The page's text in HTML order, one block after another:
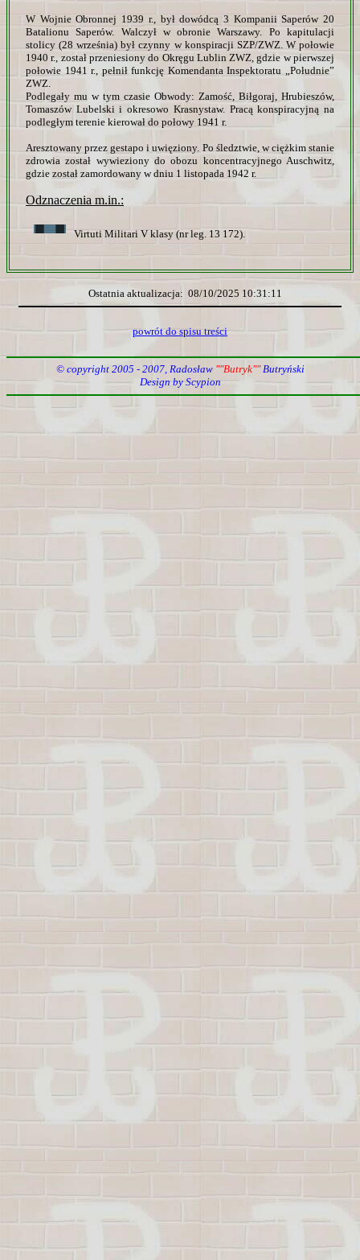
W Wojnie Obronnej 1939 r., był dowódcą 3 Kompanii Saperów 20
Batalionu Saperów. Walczył w obronie Warszawy. Po kapitulacji
stolicy (28 września) był czynny w konspiracji SZP/ZWZ. W połowie
1940 r., został przeniesiony do Okręgu Lublin ZWZ, gdzie w pierwszej
połowie 1941 r., pełnił funkcję Komendanta Inspektoratu „Południe”
ZWZ.
Podlegały mu w tym czasie Obwody: Zamość, Biłgoraj, Hrubieszów,
Tomaszów Lubelski i okresowo Krasnystaw. Pracą konspiracyjną na
podległym terenie kierował do połowy 1941 r.
Aresztowany przez gestapo i uwięziony. Po śledztwie, w ciężkim stanie
zdrowia został wywieziony do obozu koncentracyjnego Auschwitz,
gdzie został zamordowany w dniu 1 listopada 1942 r.
Odznaczenia m.in.:
Virtuti Militari V klasy (nr leg. 13 172).
Ostatnia aktualizacja: 08/10/2025 10:31:11
powrót do spisu treści
© copyright 2005 - 2007, Radosław ""Butryk"" Butryński
Design by Scypion